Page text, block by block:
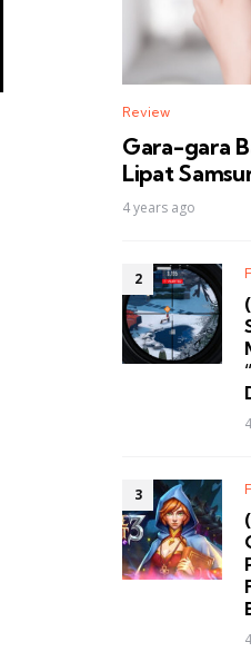
Review
Gara-gara
Lipat
4 years ago